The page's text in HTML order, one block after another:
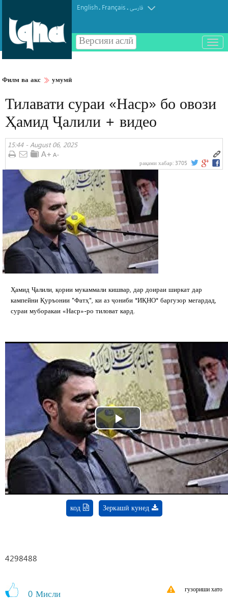
English. Français.فارسی
Версияи аслӣ
باز
و
Филм ва акс умумӣ
Тилавати сураи «Наср» бо овози
Ҳамид Ҷалили + видео
15:44 - August 06, 2025
рақами хабар: 3705
Ҳамид Ҷалили, қории мукаммали кишвар, дар доираи ширкат дар
кампейни Қуръонии "Фатҳ", ки аз ҷониби *ИҚНО* баргузор мегардад,
сураи муборакаи «Наср»-ро тиловат кард.
Play
Video
код Зеркашӣ кунед
4298488
0 Мисли гузориши хато